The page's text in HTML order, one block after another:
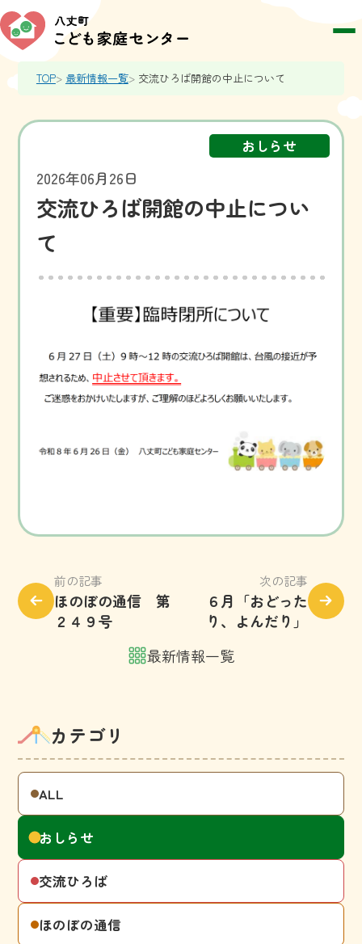
TOP 最新情報一覧 交流ひろば開館の中止について
おしらせ
2026年06月26日
交流ひろば開館の中止につい
て
前の記事
ほのぼの通信 第
２４９号
最新情報一覧
次の記事
６月「おどった
り、よんだり」
カテゴリ
ALL
おしらせ
交流ひろば
ほのぼの通信